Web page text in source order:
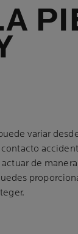
variar
de